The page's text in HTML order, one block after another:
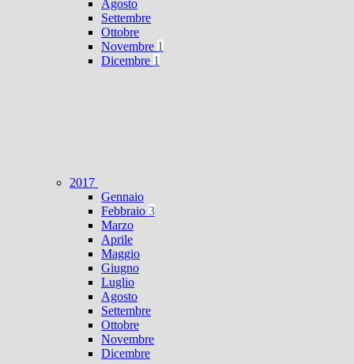
Agosto
Settembre
Ottobre
Novembre 1
Dicembre 1
2017
Gennaio
Febbraio 3
Marzo
Aprile
Maggio
Giugno
Luglio
Agosto
Settembre
Ottobre
Novembre
Dicembre